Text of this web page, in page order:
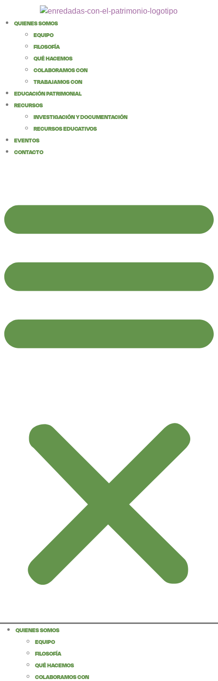
QUIENES SOMOS
EQUIPO
FILOSOFÍA
QUÉ HACEMOS
COLABORAMOS CON
TRABAJAMOS CON
EDUCACIÓN PATRIMONIAL
RECURSOS
INVESTIGACIÓN Y DOCUMENTACIÓN
RECURSOS EDUCATIVOS
EVENTOS
CONTACTO
QUIENES SOMOS
EQUIPO
FILOSOFÍA
QUÉ HACEMOS
COLABORAMOS CON